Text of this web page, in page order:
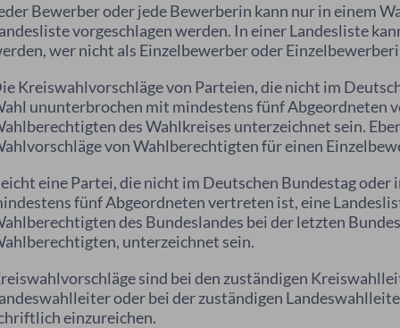
Bewerber oder jede Bewerberin kann nur in einem
vorgeschlagen werden. In einer Landesliste
wer nicht als Einzelbewerber oder
Kreiswahlvorschläge von Parteien, die nicht im
ununterbrochen mit mindestens fünf Abgeordneten
des Wahlkreises unterzeichnet sein.
von Wahlberechtigten für einen
eine Partei, die nicht im Deutschen Bundestag
fünf Abgeordneten vertreten ist, eine
des Bundeslandes bei der letzten
unterzeichnet sein.
sind bei den zuständigen
oder bei der zuständigen
einzureichen.